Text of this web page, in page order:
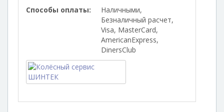
Способы оплаты:
Наличными,
Безналичный расчет,
Visa, MasterCard,
AmericanExpress,
DinersClub